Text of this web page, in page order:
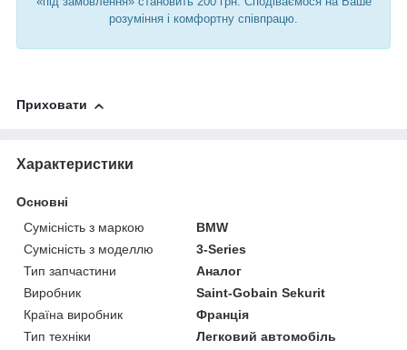
розуміння і комфортну співпрацю.
Приховати
Характеристики
Основні
Сумісність з маркою
BMW
Сумісність з моделлю
3-Series
Тип запчастини
Аналог
Виробник
Saint-Gobain Sekurit
Країна виробник
Франція
Тип техніки
Легковий автомобіль